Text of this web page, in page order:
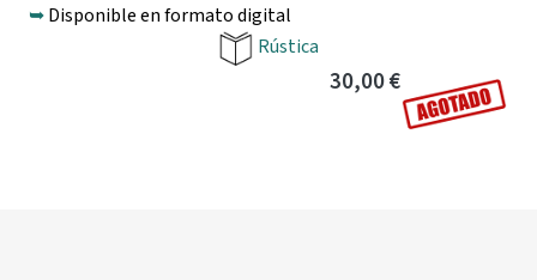
➥Disponible en formato digital
Rústica
30,00 €